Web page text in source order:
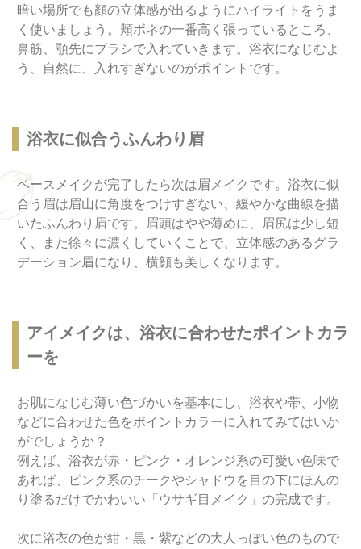
暗い場所でも顔の立体感が出るようにハイライトをうま
く使いましょう。頬ボネの一番高く張っているところ、
鼻筋、顎先にブラシで入れていきます。浴衣になじむよ
う、自然に、入れすぎないのがポイントです。
浴衣に似合うふんわり眉
ベースメイクが完了したら次は眉メイクです。浴衣に似
合う眉は眉山に角度をつけすぎない、緩やかな曲線を描
いたふんわり眉です。眉頭はやや薄めに、眉尻は少し短
く、また徐々に濃くしていくことで、立体感のあるグラ
デーション眉になり、横顔も美しくなります。
アイメイクは、浴衣に合わせたポイントカラ
ーを
お肌になじむ薄い色づかいを基本にし、浴衣や帯、小物
などに合わせた色をポイントカラーに入れてみてはいか
がでしょうか？
例えば、浴衣が赤・ピンク・オレンジ系の可愛い色味で
あれば、ピンク系のチークやシャドウを目の下にほんの
り塗るだけでかわいい「ウサギ目メイク」の完成です。
次に浴衣の色が紺・黒・紫などの大人っぽい色のもので